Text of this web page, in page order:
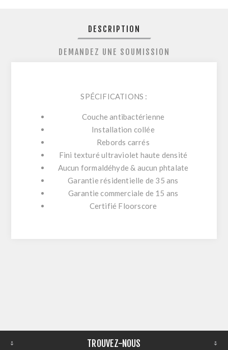
DESCRIPTION
DEMANDEZ UNE SOUMISSION
SPÉCIFICATIONS :
Couche antibactérienne
Installation collée
Rebords carrés
Fini texturé ultraviolet haute densité
Aucun formaldéhyde & aucun phtalate
Garantie résidentielle de 35 ans
Garantie commerciale de 15 ans
Certifié Floorscore
TROUVEZ-NOUS